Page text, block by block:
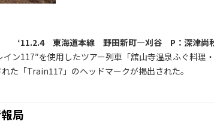
‘11.2.4 東海道本線 野田新町―刈谷 P：深津尚
117″を使用したツアー列車「舘山寺温泉ふぐ料理・
た「Train117」のヘッドマークが掲出された。
局